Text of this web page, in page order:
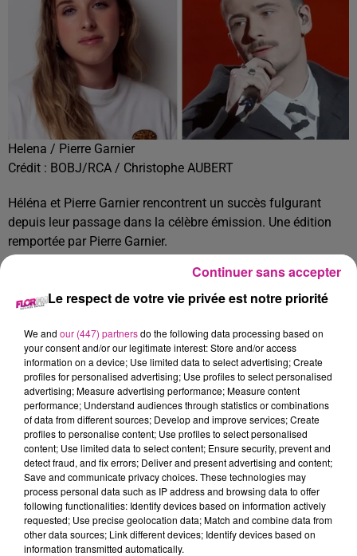
Helena / Pierre Garnier
Crédit : BOBJ/RCA / Christophe AUBERT
Héléna et Pierre Garnier rencontrent un succès fulgurant
depuis leur passage dans la célèbre émission. Une édition
remportée par Pierre Garnier.
Ils deviennent officiellement aujourd’hui les artistes les plus
explose sur les réseaux sociaux et ne cesse de s'accroître.
Garnier. Jenifer par exemple compte 912 00 abonnés, 612
000 pour Mosiman
Un record jamais vu pour des candidats de téléréalité.
TITRES DIFFUSÉS Voir plus
15h31
15h31 15h27
15h27 15h24
15h24
Le respect de votre vie privée est notre priorité
We and our (447) partnersdo the following data processing based on
your consent and/or our legitimate interest: Store and/or access
information on a device; Use limited data to select advertising; Create
profiles for personalised advertising; Use profiles to select personalised
advertising; Measure advertising performance; Measure content
performance; Understand audiences through statistics or combinations
of data from different sources; Develop and improve services; Create
profiles to personalise content; Use profiles to select personalised
content; Use limited data to select content; Ensure security, prevent and
detect fraud, and fix errors; Deliver and present advertising and content;
Save and communicate privacy choices. These technologies may
process personal data such as IP address and browsing data to offer
following functionalities: Identify devices based on information actively
requested; Use precise geolocation data; Match and combine data from
other data sources; Link different devices; Identify devices based on
information transmitted automatically.
Continuer sans accepter